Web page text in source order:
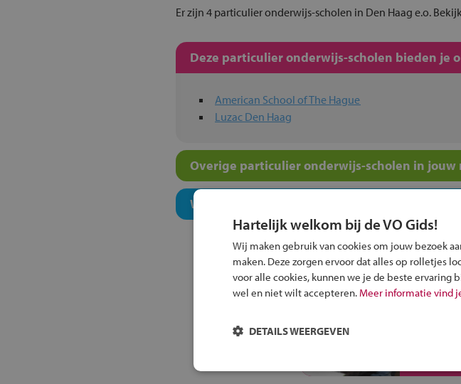
Er zijn 4 particulier onderwijs-scholen in Den Haag e.o.
Deze particulier onderwijs-scholen bieden je
American School of The Hague
Luzac Den Haag
Overige particulier onderwijs-scholen in jouw
Welk niveau past bij jou?
Alle
Hartelijk welkom bij de VO Gids!
Wij maken gebruik van cookies om jouw bezoek
maken. Deze zorgen ervoor dat alles op rolletjes
voor alle cookies, kunnen we je de beste ervaring
wel en niet wilt accepteren. Meer informatie vind
DETAILS WEERGEVEN